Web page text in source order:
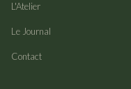
L'Atelier
Le Journal
Contact